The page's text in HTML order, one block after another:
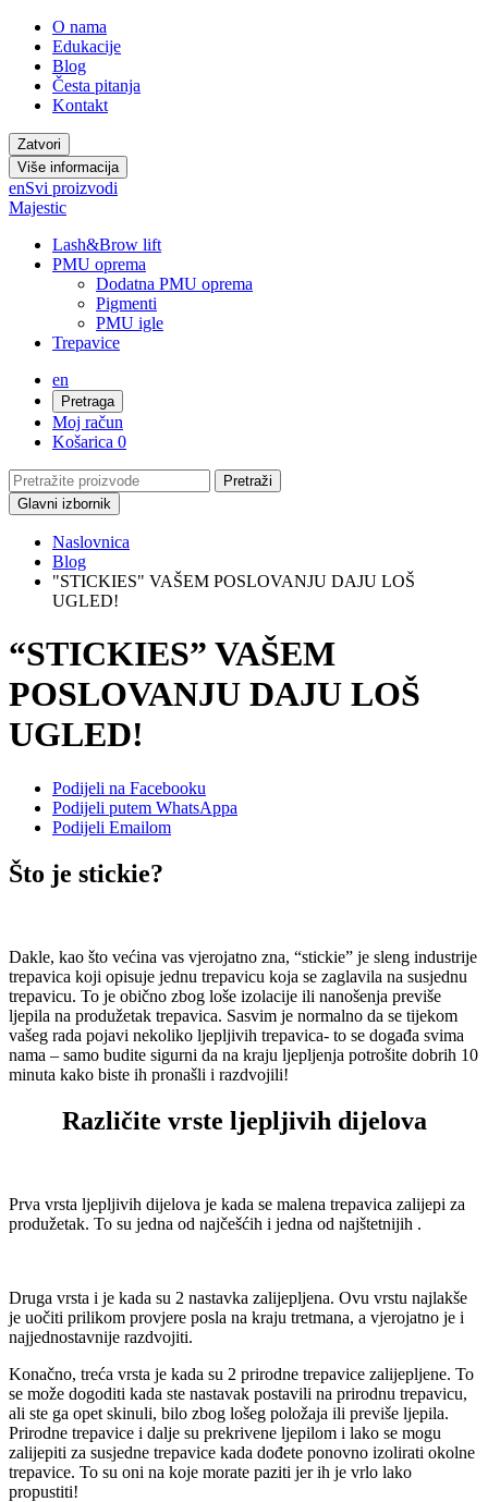
O nama
Edukacije
Blog
Česta pitanja
Kontakt
Zatvori
Više informacija
enSvi proizvodi
Majestic
Lash&Brow lift
PMU oprema
Dodatna PMU oprema
Pigmenti
PMU igle
Trepavice
en
Pretraga
Moj račun
Košarica 0
Glavni izbornik
Naslovnica
Blog
"STICKIES" VAŠEM POSLOVANJU DAJU LOŠ
UGLED!
“STICKIES” VAŠEM
POSLOVANJU DAJU LOŠ
UGLED!
Podijeli na Facebooku
Podijeli putem WhatsAppa
Podijeli Emailom
Što je stickie?
Dakle, kao što većina vas vjerojatno zna, “stickie” je sleng industrije
trepavica koji opisuje jednu trepavicu koja se zaglavila na susjednu
trepavicu. To je obično zbog loše izolacije ili nanošenja previše
ljepila na produžetak trepavica. Sasvim je normalno da se tijekom
vašeg rada pojavi nekoliko ljepljivih trepavica- to se događa svima
nama – samo budite sigurni da na kraju ljepljenja potrošite dobrih 10
minuta kako biste ih pronašli i razdvojili!
Različite vrste ljepljivih dijelova
Prva vrsta ljepljivih dijelova je kada se malena trepavica zalijepi za
produžetak. To su jedna od najčešćih i jedna od najštetnijih .
Druga vrsta i je kada su 2 nastavka zalijepljena. Ovu vrstu najlakše
je uočiti prilikom provjere posla na kraju tretmana, a vjerojatno je i
najjednostavnije razdvojiti.
Konačno, treća vrsta je kada su 2 prirodne trepavice zalijepljene. To
se može dogoditi kada ste nastavak postavili na prirodnu trepavicu,
ali ste ga opet skinuli, bilo zbog lošeg položaja ili previše ljepila.
Prirodne trepavice i dalje su prekrivene ljepilom i lako se mogu
zalijepiti za susjedne trepavice kada dođete ponovno izolirati okolne
trepavice. To su oni na koje morate paziti jer ih je vrlo lako
propustiti!